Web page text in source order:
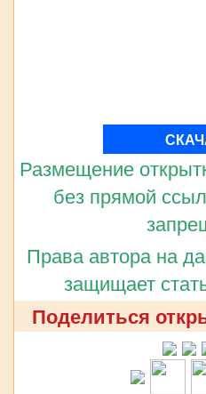
Размещение
без прямой
Права автора на
защищает
Поделиться